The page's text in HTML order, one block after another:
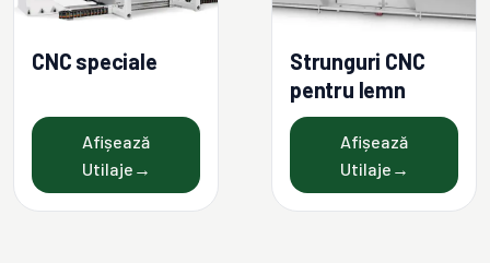
CNC speciale
Afișează
Utilaje →
Strunguri CNC
pentru lemn
Afișează
Utilaje →